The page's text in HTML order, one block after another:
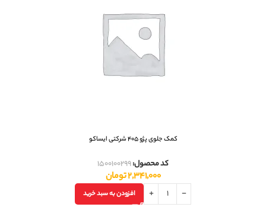
کمک جلوی پژو 405 شرکتی ایساکو
کد محصول:1500100299
2,341,000تومان
افزودن به سبد خرید